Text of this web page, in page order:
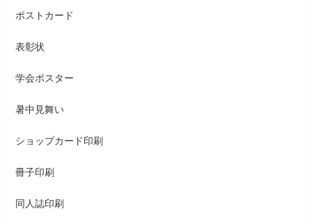
ポストカード
表彰状
学会ポスター
暑中見舞い
ショップカード印刷
冊子印刷
同人誌印刷